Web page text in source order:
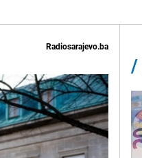
Radiosarajevo.ba
/